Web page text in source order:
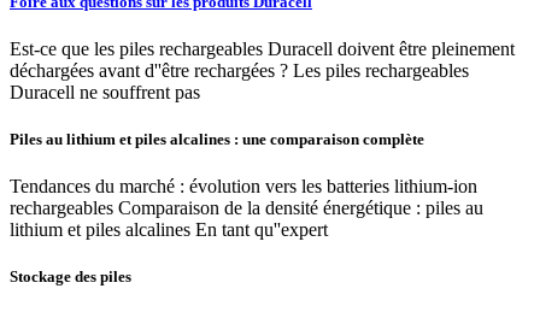
Est-ce que les piles rechargeables Duracell doivent être pleinement
déchargées avant d''être rechargées ? Les piles rechargeables
Duracell ne souffrent pas
Piles au lithium et piles alcalines : une comparaison complète
Tendances du marché : évolution vers les batteries lithium-ion
rechargeables Comparaison de la densité énergétique : piles au
lithium et piles alcalines En tant qu''expert
Stockage des piles